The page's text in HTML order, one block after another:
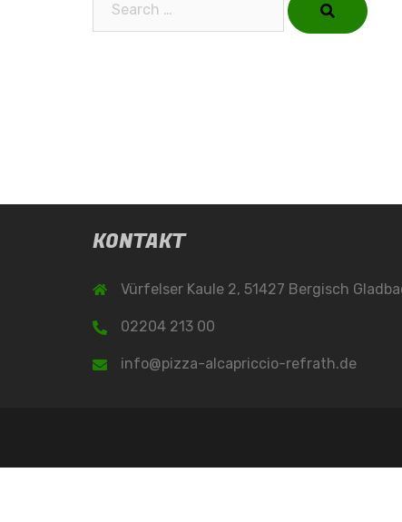
KONTAKT
Vürfelser Kaule 2, 51427 Bergisch
02204 213 00
info@pizza-alcapriccio-refrath.de